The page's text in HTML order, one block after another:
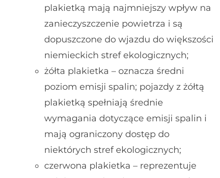
plakietką mają najmniejszy wpływ na
zanieczyszczenie powietrza i są
dopuszczone do wjazdu do większości
niemieckich stref ekologicznych;
żółta plakietka – oznacza średni
poziom emisji spalin; pojazdy z żółtą
plakietką spełniają średnie
wymagania dotyczące emisji spalin i
mają ograniczony dostęp do
niektórych stref ekologicznych;
czerwona plakietka – reprezentuje